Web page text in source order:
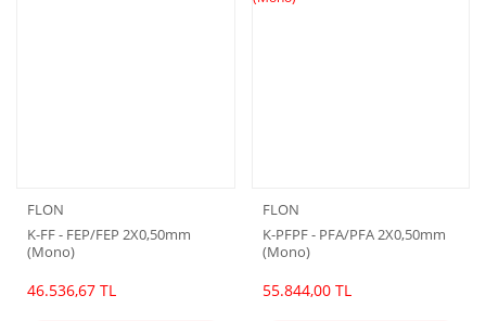
FLON
K-FF - FEP/FEP 2X0,50mm
(Mono)
46.536,67 TL
FLON
K-PFPF - PFA/PFA 2X0,50mm
(Mono)
55.844,00 TL